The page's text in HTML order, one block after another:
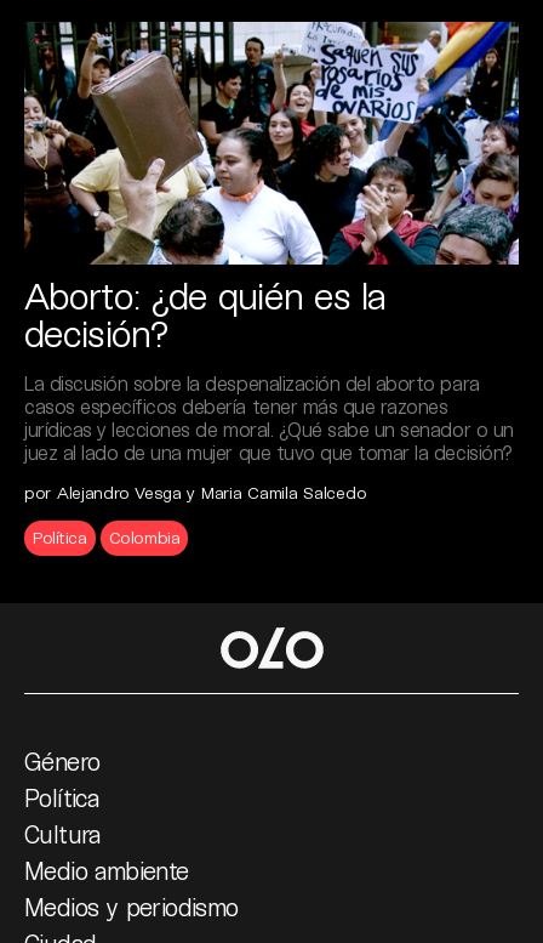
Aborto: ¿de quién es la
decisión?
La discusión sobre la despenalización del aborto para
casos específicos debería tener más que razones
jurídicas y lecciones de moral. ¿Qué sabe un senador o un
juez al lado de una mujer que tuvo que tomar la decisión?
por Alejandro Vesga y Maria Camila Salcedo
Política Colombia
Género
Política
Cultura
Medio ambiente
Medios y periodismo